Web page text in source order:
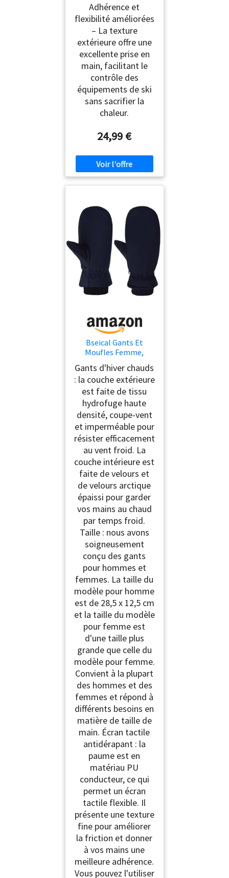
Adhérence et
flexibilité améliorées
– La texture
extérieure offre une
excellente prise en
main, facilitant le
contrôle des
équipements de ski
sans sacrifier la
chaleur.
24,99 €
Bseical Gants Et
Moufles Femme,
Moufles Ski Homme,
Gant Tactile, Gant
Peluche Hiver Coton
Thermique De Sport
Moto Ski Velo Vtt
Cyclisme Impermeable
Noir (homme)
Gants d'hiver chauds
: la couche extérieure
est faite de tissu
hydrofuge haute
densité, coupe-vent
et imperméable pour
résister efficacement
au vent froid. La
couche intérieure est
faite de velours et
de velours arctique
épaissi pour garder
vos mains au chaud
par temps froid.
Taille : nous avons
soigneusement
conçu des gants
pour hommes et
femmes. La taille du
modèle pour homme
est de 28,5 x 12,5 cm
et la taille du modèle
pour femme est
d'une taille plus
grande que celle du
modèle pour femme.
Convient à la plupart
des hommes et des
femmes et répond à
différents besoins en
matière de taille de
main. Écran tactile
antidérapant : la
paume est en
matériau PU
conducteur, ce qui
permet un écran
tactile flexible. Il
présente une texture
fine pour améliorer
la friction et donner
à vos mains une
meilleure adhérence.
Vous pouvez l'utiliser